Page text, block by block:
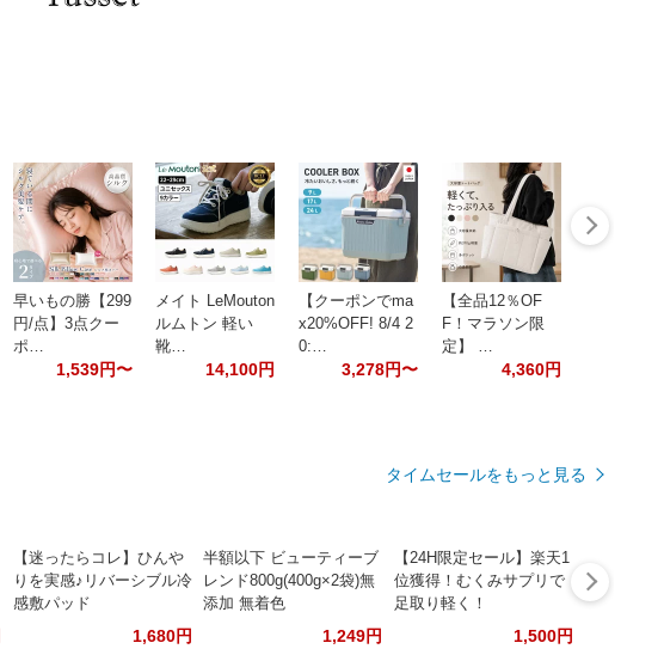
早いもの勝【299
円/点】3点クー
ポ…
1,539円〜
メイト LeMouton
ルムトン 軽い
靴…
14,100円
【クーポンでma
x20%OFF! 8/4 2
0:…
3,278円〜
【全品12％OF
F！マラソン限
定】 …
4,360円
タイムセールをもっと見る
【迷ったらコレ】ひんや
りを実感♪リバーシブル冷
感敷パッド
1,680円
半額以下 ビューティーブ
レンド800g(400g×2袋)無
添加 無着色
1,249円
【24H限定セール】楽天1
位獲得！むくみサプリで
足取り軽く！
1,500円